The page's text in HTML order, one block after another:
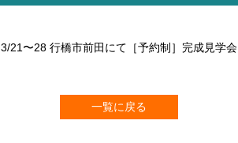
3/21〜28 行橋市前田にて［予約制］完成見学会
一覧に戻る